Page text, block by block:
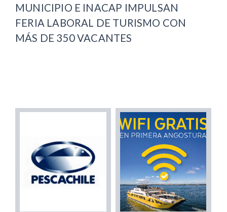
MUNICIPIO E INACAP IMPULSAN
FERIA LABORAL DE TURISMO CON
MÁS DE 350 VACANTES